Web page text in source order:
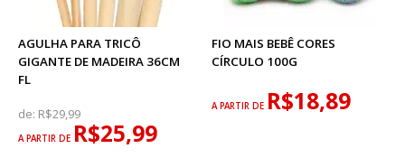
AGULHA PARA TRICÔ
GIGANTE DE MADEIRA 36CM
FL
de: R$29,99
A PARTIR DE R$25,99
FIO MAIS BEBÊ CORES
CÍRCULO 100G
A PARTIR DE R$18,89